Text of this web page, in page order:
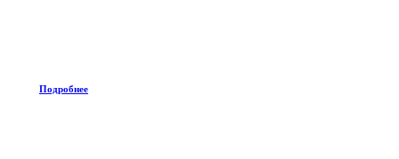
Подробнее